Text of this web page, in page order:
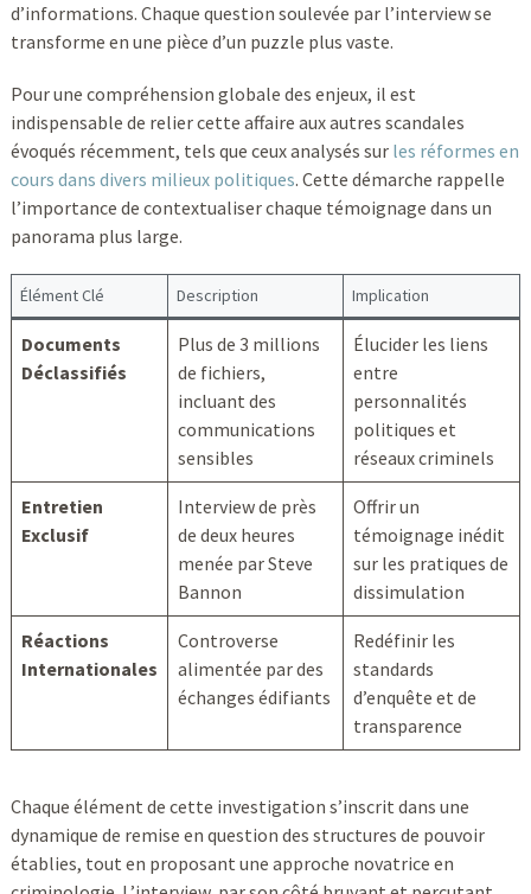
d’informations. Chaque question soulevée par l’interview se
transforme en une pièce d’un puzzle plus vaste.
Pour une compréhension globale des enjeux, il est
indispensable de relier cette affaire aux autres scandales
évoqués récemment, tels que ceux analysés sur les réformes en
cours dans divers milieux politiques. Cette démarche rappelle
l’importance de contextualiser chaque témoignage dans un
panorama plus large.
Élément Clé Description Implication
Documents
Déclassifiés
Plus de 3 millions
de fichiers,
incluant des
communications
sensibles
Élucider les liens
entre
personnalités
politiques et
réseaux criminels
Entretien
Exclusif
Interview de près
de deux heures
menée par Steve
Bannon
Offrir un
témoignage inédit
sur les pratiques de
dissimulation
Réactions
Internationales
Controverse
alimentée par des
échanges édifiants
Redéfinir les
standards
d’enquête et de
transparence
Chaque élément de cette investigation s’inscrit dans une
dynamique de remise en question des structures de pouvoir
établies, tout en proposant une approche novatrice en